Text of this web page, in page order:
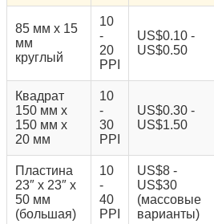
85 мм x 15
мм
круглый
10
-
20
PPI
US$0.10 -
US$0.50
Квадрат
150 мм x
150 мм x
20 мм
10
-
30
PPI
US$0.30 -
US$1.50
Пластина
23″ x 23″ x
50 мм
(большая)
10
-
40
PPI
US$8 -
US$30
(массовые
варианты)